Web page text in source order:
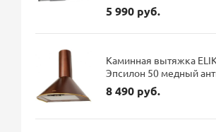
5 990 руб.
Каминная вытяжка
Эпсилон 50 медный
8 490 руб.